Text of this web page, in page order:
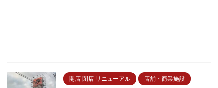
開店 閉店 リニューアル 店舗・商業施設